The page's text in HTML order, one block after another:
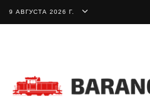
9 АВГУСТА 2026 Г.